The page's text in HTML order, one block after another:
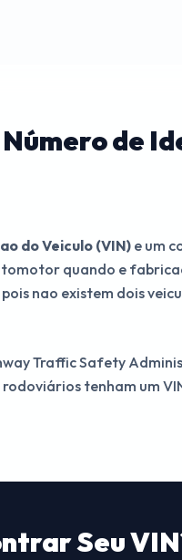
de
do Veiculo (VIN)e um
quando e
nao existem dois
Traffic Safety
tenham um
Seu